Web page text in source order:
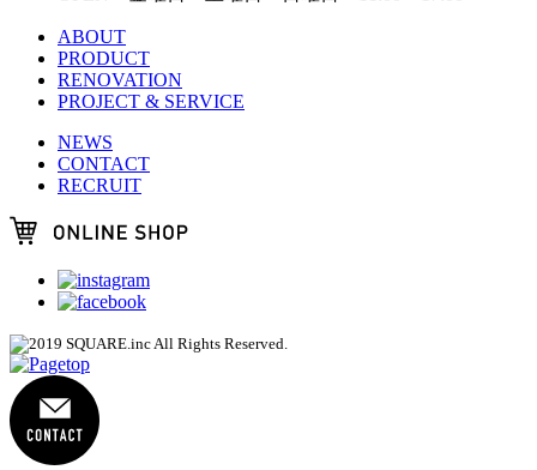
ABOUT
PRODUCT
RENOVATION
PROJECT & SERVICE
NEWS
CONTACT
RECRUIT